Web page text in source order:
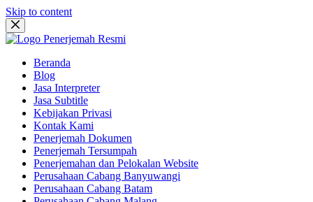
Skip to content
Beranda
Blog
Jasa Interpreter
Jasa Subtitle
Kebijakan Privasi
Kontak Kami
Penerjemah Dokumen
Penerjemah Tersumpah
Penerjemahan dan Pelokalan Website
Perusahaan Cabang Banyuwangi
Perusahaan Cabang Batam